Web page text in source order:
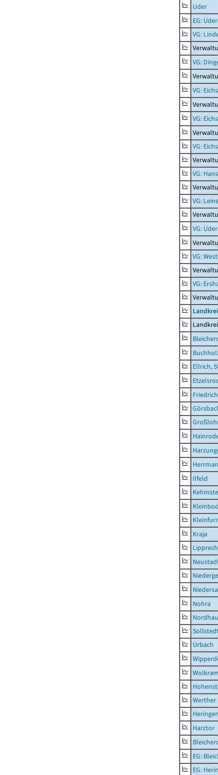
Uder
EG: Uder
VG:
VG:
VG:
VG:
VG:
VG:
VG:
VG: Uder
VG:
VG:
Ellrich,
Ilfeld
Kraja
Nohra
Urbach
Werther
Harztor
EG:
EG: